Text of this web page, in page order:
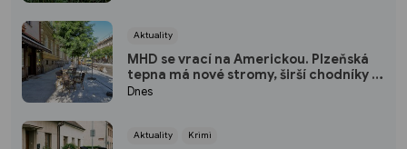
Aktuality
MHD se vrací na Americkou. Plzeňská
tepna má nové stromy, širší chodníky i
zónu 20 km/h
Dnes
Aktuality Krimi